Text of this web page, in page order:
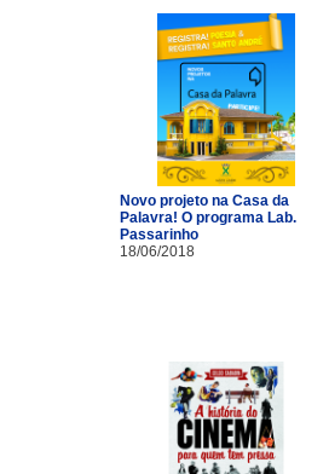
Novo projeto na Casa da
Palavra! O programa Lab.
Passarinho
18/06/2018